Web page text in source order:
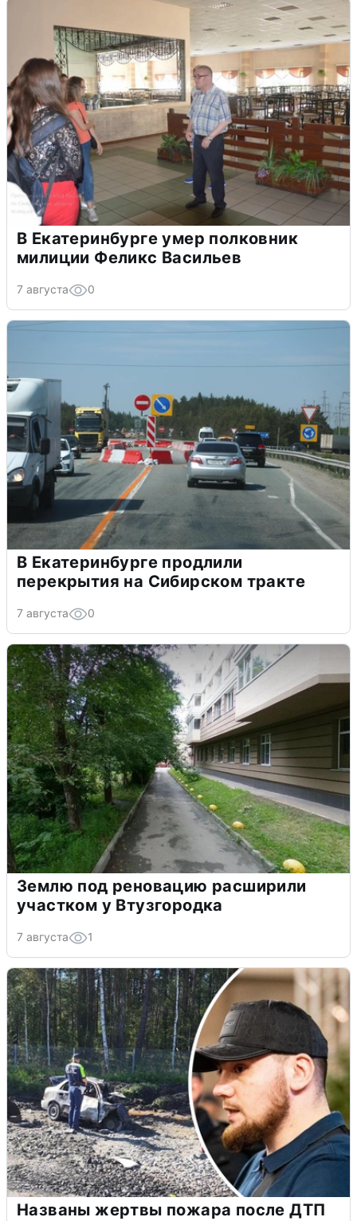
В Екатеринбурге умер полковник
милиции Феликс Васильев
7 августа 0
В Екатеринбурге продлили
перекрытия на Сибирском тракте
7 августа 0
Землю под реновацию расширили
участком у Втузгородка
7 августа 1
Названы жертвы пожара после ДТП